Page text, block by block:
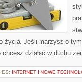
życia. Jeśli marzysz o
chcesz działać w duchu
INTERNET I NOWE